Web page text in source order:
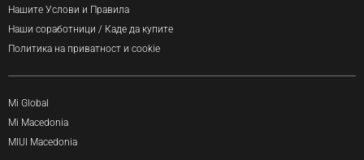
Нашите Услови и Правила
Наши соработници / Каде да купите
Политика на приватност и cookie
Mi Global
Mi Macedonia
MIUI Macedonia